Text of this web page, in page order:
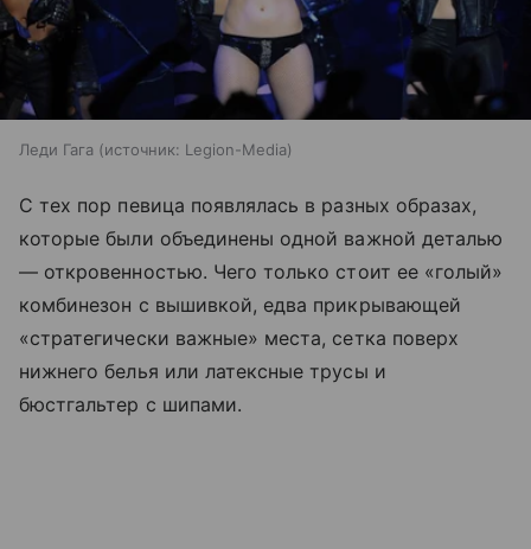
Леди Гага источник: Legion-Media
С тех пор певица появлялась в разных образах,
которые были объединены одной важной деталью
— откровенностью. Чего только стоит ее «голый»
комбинезон с вышивкой, едва прикрывающей
«стратегически важные» места, сетка поверх
нижнего белья или латексные трусы и
бюстгальтер с шипами.